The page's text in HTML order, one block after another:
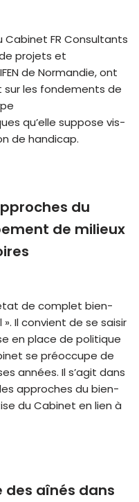
Cabinet FR Consultants
projets et
de Normandie, ont
les fondements de
qu’elle suppose vis-
de handicap.
du
de milieux
état de complet bien-
Il convient de se saisir
en place de politique
se préoccupe de
années. Il s’agit dans
approches du bien-
du Cabinet en lien à
aînés dans